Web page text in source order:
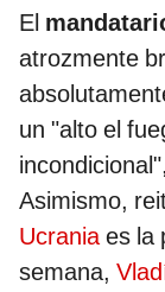
El
atrozmente
un "alto el
Asimismo,
Ucraniaes la
semana,